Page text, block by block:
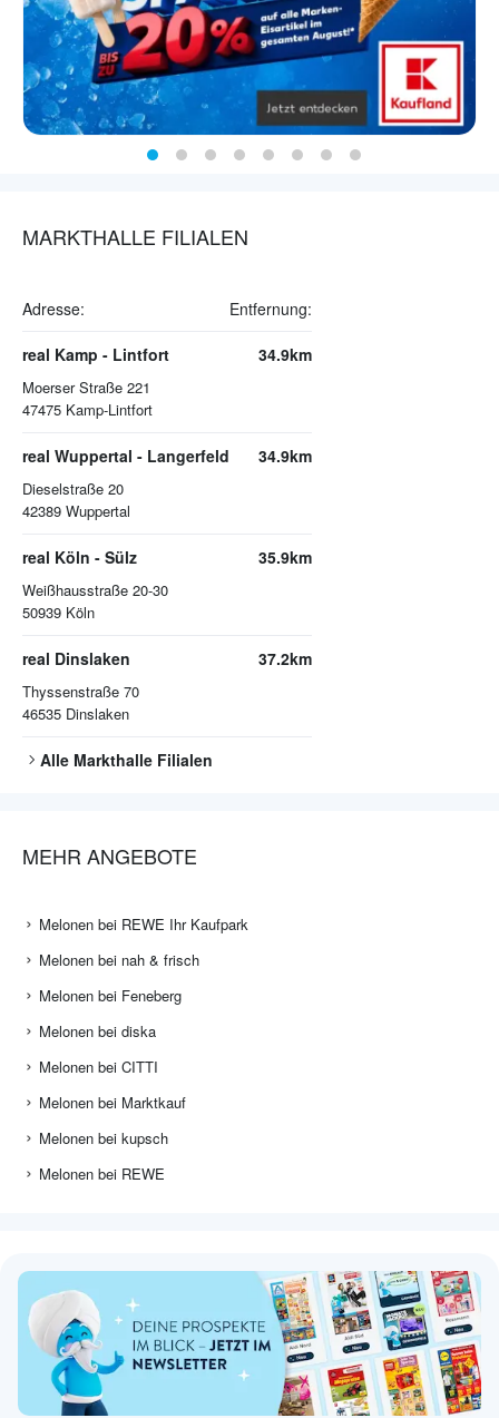
MARKTHALLE FILIALEN
Adresse: Entfernung:
real Kamp - Lintfort
Moerser Straße 221
47475 Kamp-Lintfort
34.9km
real Wuppertal - Langerfeld
Dieselstraße 20
42389 Wuppertal
34.9km
real Köln - Sülz
Weißhausstraße 20-30
50939 Köln
35.9km
real Dinslaken
Thyssenstraße 70
46535 Dinslaken
37.2km
Alle Markthalle Filialen
MEHR ANGEBOTE
Melonen bei REWE Ihr Kaufpark
Melonen bei nah & frisch
Melonen bei Feneberg
Melonen bei diska
Melonen bei CITTI
Melonen bei Marktkauf
Melonen bei kupsch
Melonen bei REWE